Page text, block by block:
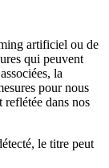
artificiel ou de
qui peuvent
la
pour nous
reflétée dans nos
le titre peut